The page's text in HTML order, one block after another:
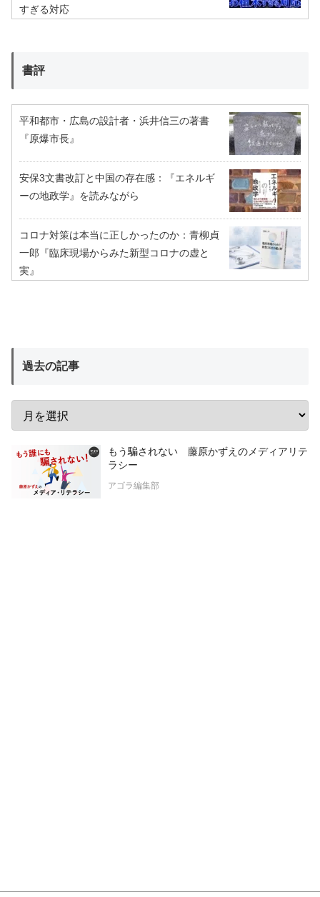
すぎる対応
書評
平和都市・広島の設計者・浜井信三の著書
『原爆市長』
安保3文書改訂と中国の存在感：『エネルギ
ーの地政学』を読みながら
コロナ対策は本当に正しかったのか：青柳貞
一郎『臨床現場からみた新型コロナの虚と
実』
過去の記事
もう騙されない 藤原かずえのメディアリテ
ラシー
アゴラ編集部